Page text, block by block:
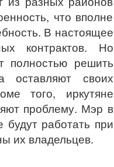
что вполне
В настоящее
контрактов. Но
полностью решить
оставляют своих
того, иркутяне
проблему. Мэр в
работать при
их владельцев.